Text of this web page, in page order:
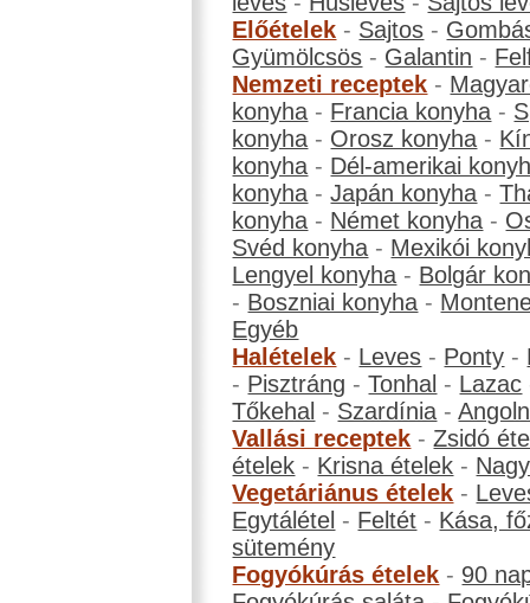
Előételek - Sajtos -
Gyümölcsös - Galantin -
Nemzeti receptek -
konyha - Francia konyha -
konyha - Orosz konyha -
konyha - Dél-amerikai
konyha -Japán konyha -
konyha - Német konyha -
Svéd konyha - Mexikói
Lengyel konyha - Bolgár
- Boszniai konyha -
Egyéb
Halételek - Leves - Ponty -
- Pisztráng -Tonhal - Lazac
Tőkehal - Szardínia -
Vallási receptek -Zsidó
ételek - Krisna ételek -
Vegetáriánus ételek -
Egytálétel - Feltét - Kása,
sütemény
Fogyókúrás ételek - 90